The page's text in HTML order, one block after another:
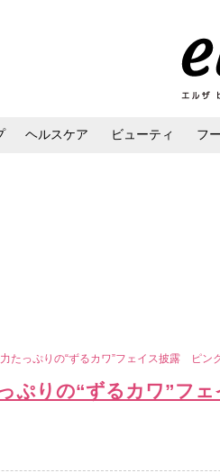
ヘルスケア ビューティ フ
たっぷりの“ずるカワ”フェイス披露 ピン
ぷりの“ずるカワ”フ